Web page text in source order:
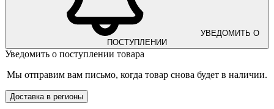
УВЕДОМИТЬ О
ПОСТУПЛЕНИИ
Уведомить о поступлении товара
Мы отправим вам письмо, когда товар снова будет в наличии.
Доставка в регионы